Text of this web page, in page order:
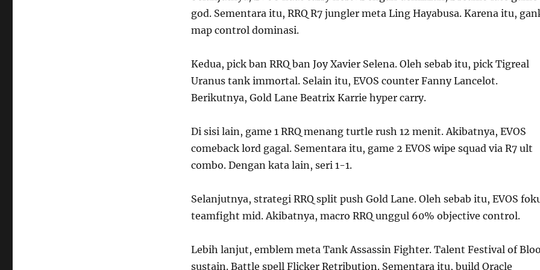
god. Sementara itu, RRQ R7 jungler meta Ling Hayabusa. Karena itu,
map control dominasi.
Kedua, pick ban RRQ ban Joy Xavier Selena. Oleh sebab itu, pick Tigreal
Uranus tank immortal. Selain itu, EVOS counter Fanny Lancelot.
Berikutnya, Gold Lane Beatrix Karrie hyper carry.
Di sisi lain, game 1 RRQ menang turtle rush 12 menit. Akibatnya, EVOS
comeback lord gagal. Sementara itu, game 2 EVOS wipe squad via R7 ult
combo. Dengan kata lain, seri 1-1.
Selanjutnya, strategi RRQ split push Gold Lane. Oleh sebab itu, EVOS
teamfight mid. Akibatnya, macro RRQ unggul 60% objective control.
Lebih lanjut, emblem meta Tank Assassin Fighter. Talent Festival of
sustain. Battle spell Flicker Retribution. Sementara itu, build Oracle